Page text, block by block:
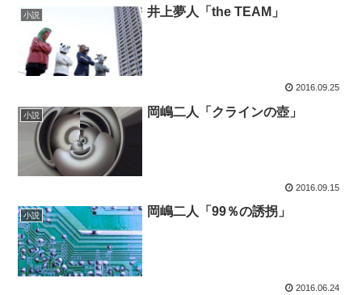
小説 井上夢人「the TEAM」
2016.09.25
小説 岡嶋二人「クラインの壺」
2016.09.15
小説 岡嶋二人「99％の誘拐」
2016.06.24